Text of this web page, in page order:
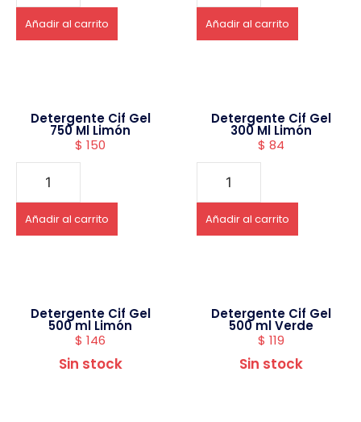
Añadir al carrito Añadir al carrito
Detergente Cif Gel
750 Ml Limón
$ 150
Añadir al carrito
Detergente Cif Gel
300 Ml Limón
$ 84
Añadir al carrito
Detergente Cif Gel
500 ml Limón
$ 146
Sin stock
Detergente Cif Gel
500 ml Verde
$ 119
Sin stock